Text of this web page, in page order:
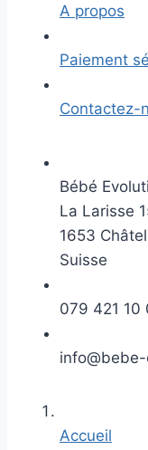
A propos
Paiement
Contactez-
Bébé
La Larisse
1653
Suisse
079 421 10
Accueil